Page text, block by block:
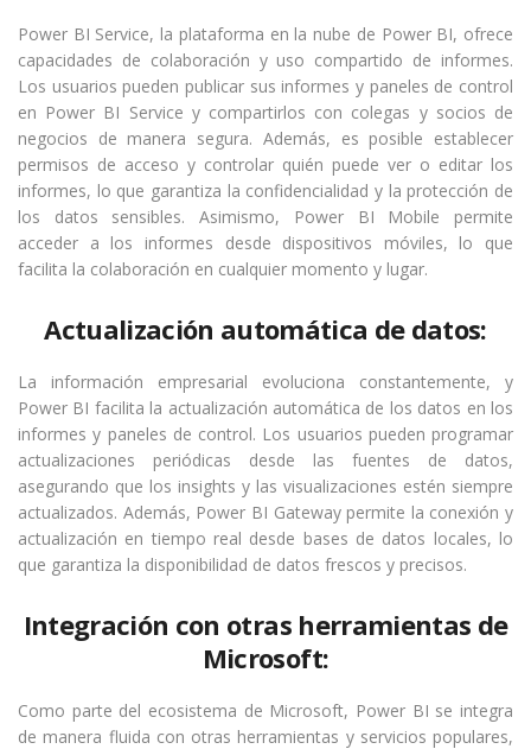
Power BI Service, la plataforma en la nube de Power BI, ofrece
capacidades de colaboración y uso compartido de informes.
Los usuarios pueden publicar sus informes y paneles de control
en Power BI Service y compartirlos con colegas y socios de
negocios de manera segura. Además, es posible establecer
permisos de acceso y controlar quién puede ver o editar los
informes, lo que garantiza la confidencialidad y la protección de
los datos sensibles. Asimismo, Power BI Mobile permite
acceder a los informes desde dispositivos móviles, lo que
facilita la colaboración en cualquier momento y lugar.
Actualización automática de datos:
La información empresarial evoluciona constantemente, y
Power BI facilita la actualización automática de los datos en los
informes y paneles de control. Los usuarios pueden programar
actualizaciones periódicas desde las fuentes de datos,
asegurando que los insights y las visualizaciones estén siempre
actualizados. Además, Power BI Gateway permite la conexión y
actualización en tiempo real desde bases de datos locales, lo
que garantiza la disponibilidad de datos frescos y precisos.
Integración con otras herramientas de
Microsoft:
Como parte del ecosistema de Microsoft, Power BI se integra
de manera fluida con otras herramientas y servicios populares,